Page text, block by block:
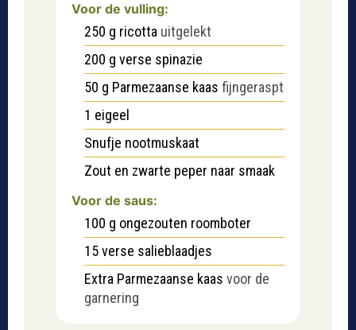
Voor de vulling:
250 g ricotta uitgelekt
200 g verse spinazie
50 g Parmezaanse kaas fijngeraspt
1 eigeel
Snufje nootmuskaat
Zout en zwarte peper naar smaak
Voor de saus:
100 g ongezouten roomboter
15verse salieblaadjes
Extra Parmezaanse kaas voor de
garnering